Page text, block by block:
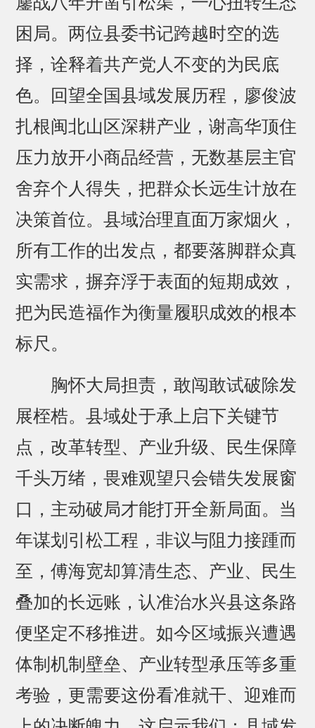
困局。两位县委书记跨越时空的选
择，诠释着共产党人不变的为民底
色。回望全国县域发展历程，廖俊波
扎根闽北山区深耕产业，谢高华顶住
压力放开小商品经营，无数基层主官
舍弃个人得失，把群众长远生计放在
决策首位。县域治理直面万家烟火，
所有工作的出发点，都要落脚群众真
实需求，摒弃浮于表面的短期成效，
把为民造福作为衡量履职成效的根本
标尺。
胸怀大局担责，敢闯敢试破除发
展桎梏。县域处于承上启下关键节
点，改革转型、产业升级、民生保障
千头万绪，畏难观望只会错失发展窗
口，主动破局才能打开全新局面。当
年谋划引松工程，非议与阻力接踵而
至，傅海宽却算清生态、产业、民生
叠加的长远账，认准治水兴县这条路
便坚定不移推进。如今区域振兴遭遇
体制机制壁垒、产业转型承压等多重
考验，更需要这份看准就干、迎难而